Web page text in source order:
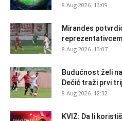
8 Aug 2026. 13:09
Mirandes
reprezentativcem
8 Aug 2026. 13:07
Budućnost želi
Dečić traži prvi
8 Aug 2026. 12:32
KVIZ: Da li